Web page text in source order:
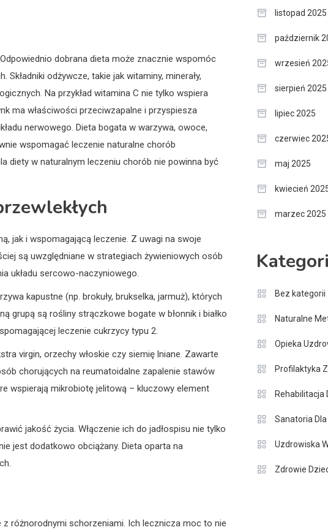
dobrana dieta może znacznie wspomóc
odżywcze, takie jak witaminy, minerały,
Na przykład witamina C nie tylko wspiera
ma właściwości przeciwzapalne i przyspiesza
nerwowego. Dieta bogata w warzywa, owoce,
wspomagać leczenie naturalne chorób
diety w naturalnym leczeniu chorób nie powinna być
jak i wspomagającą leczenie. Z uwagi na swoje
są uwzględniane w strategiach żywieniowych osób
układu sercowo-naczyniowego.
kapustne (np. brokuły, brukselka, jarmuż), których
grupą są rośliny strączkowe bogate w błonnik i białko
leczenie cukrzycy typu 2.
virgin, orzechy włoskie czy siemię lniane. Zawarte
chorujących na reumatoidalne zapalenie stawów
wspierają mikrobiotę jelitową – kluczowy element
jakość życia. Włączenie ich do jadłospisu nie tylko
jest dodatkowo obciążany. Dieta oparta na
z różnorodnymi schorzeniami. Ich lecznicza moc to nie
listopad 2025
październik
wrzesień
sierpień 2025
lipiec 2025
czerwiec
maj 2025
kwiecień
marzec 2025
Bez kategorii
Naturalne
Opieka
Profilaktyka
Rehabilitacja
Sanatoria
Uzdrowiska
Zdrowie